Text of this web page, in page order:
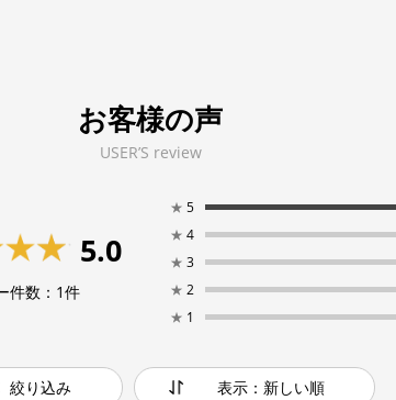
お客様の声
USER’S review
5.0
件数： 1件
★ 5
★ 4
★ 3
★ 2
★ 1
絞り込み 表示：新しい順